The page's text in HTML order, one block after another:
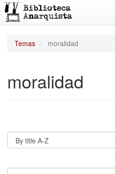
Temas moralidad
moralidad